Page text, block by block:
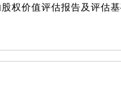
权价值评估报告及评估